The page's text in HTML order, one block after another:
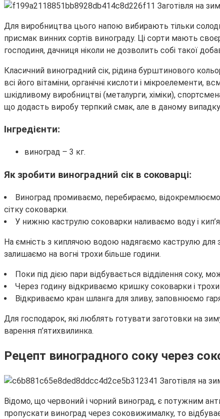
Для виробництва цього напою вибирають тільки
присмак винних сортів винограду. Ці сорти мають
господиня, дачниця ніколи не дозволить собі такої
Класичний виноградний сік, рідина бурштинового
всі його вітаміни, органічні кислоти і
шкідливому виробництві (металурги, хіміки),
що додасть виробу терпкий смак, але в даному випадку
Інгредієнти:
виноград – 3 кг.
Як зробити виноградний сік в соковарці:
Виноград промиваємо, перебираємо, відокремлюємо
сітку соковарки.
У нижню каструлю соковарки наливаємо воду і
На ємність з киплячою водою надягаємо каструлю для
залишаємо на вогні трохи більше години.
Поки під дією пари відбувається відділення соку,
Через годину відкриваємо кришку соковарки і
Відкриваємо кран шланга для зливу, заповнюємо
Для господарок, які люблять готувати заготовки на
варення п’ятихвилинка.
Рецепт виноградного соку через
Відомо, що червоний і чорний виноград, є потужним
пропускати виноград через соковижималку, то